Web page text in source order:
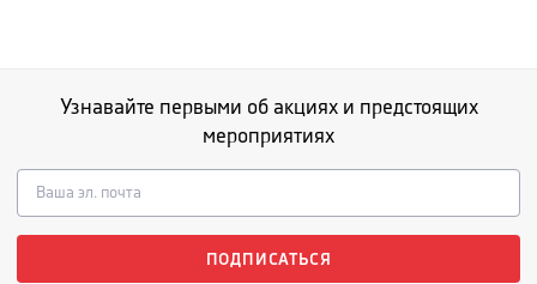
Узнавайте первыми об акциях и предстоящих
мероприятиях
ПОДПИСАТЬСЯ